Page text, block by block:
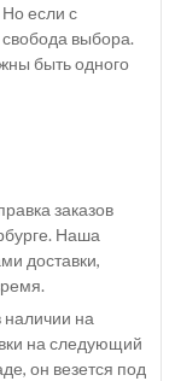
если с
выбора.
быть одного
заказов
Наша
доставки,
наличии на
на следующий
он везется под